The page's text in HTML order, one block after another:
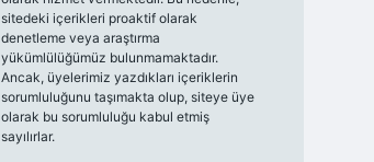
sitedeki içerikleri proaktif olarak
denetleme veya araştırma
yükümlülüğümüz bulunmamaktadır.
Ancak, üyelerimiz yazdıkları içeriklerin
sorumluluğunu taşımakta olup, siteye üye
olarak bu sorumluluğu kabul etmiş
sayılırlar.